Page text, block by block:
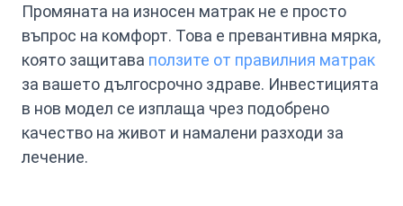
Промяната на износен матрак не е просто
въпрос на комфорт. Това е превантивна мярка,
която защитава ползите от правилния матрак
за вашето дългосрочно здраве. Инвестицията
в нов модел се изплаща чрез подобрено
качество на живот и намалени разходи за
лечение.